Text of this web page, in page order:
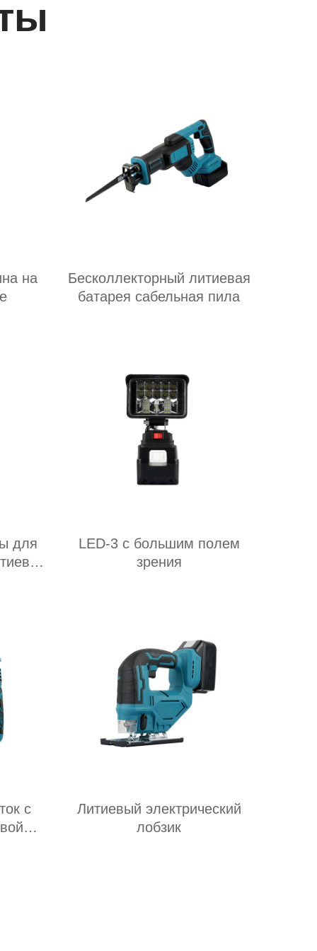
на
Бесколлекторный литиевая
батарея сабельная пила
для
LED-3 с большим полем
зрения
с
Литиевый электрический
лобзик